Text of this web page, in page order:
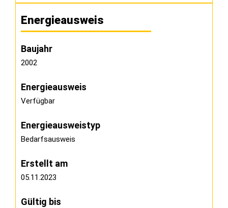
Energieausweis
Baujahr
2002
Energieausweis
Verfügbar
Energie­ausweistyp
Bedarfsausweis
Erstellt am
05.11.2023
Gültig bis